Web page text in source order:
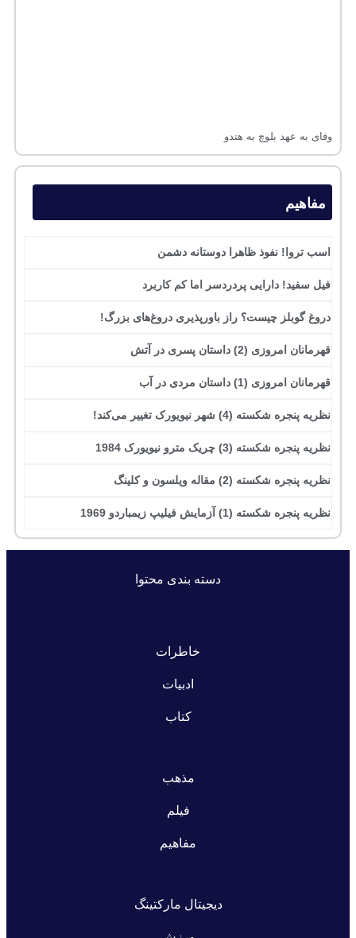
وفای به عهد بلوچ به هندو
مفاهیم
اسب تروا! نفوذ ظاهرا دوستانه دشمن
فیل سفید! دارایی پردردسر اما کم کاربرد
دروغ گوبلز چیست؟ راز باورپذیری دروغ‌های بزرگ!
قهرمانان امروزی (2) داستان پسری در آتش
قهرمانان امروزی (1) داستان مردی در آب
نظریه پنجره شکسته (4) شهر نیویورک تغییر می‌کند!
نظریه پنجره شکسته (3) چریک مترو نیویورک 1984
نظریه پنجره شکسته (2) مقاله ویلسون و کلینگ
نظریه پنجره شکسته (1) آزمایش فیلیپ زیمباردو 1969
دسته بندی محتوا
خاطرات
ادبیات
کتاب
مذهب
فیلم
مفاهیم
دیجیتال مارکتینگ